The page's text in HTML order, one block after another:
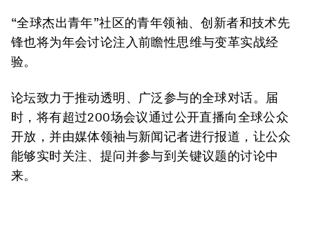
“全球杰出青年”社区的青年领袖、创新者和技术先
锋也将为年会讨论注入前瞻性思维与变革实战经
验。
论坛致力于推动透明、广泛参与的全球对话。届
时，将有超过200场会议通过公开直播向全球公众
开放，并由媒体领袖与新闻记者进行报道，让公众
能够实时关注、提问并参与到关键议题的讨论中
来。